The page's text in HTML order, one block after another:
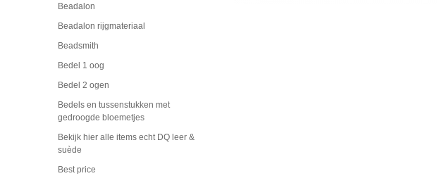
Beadalon
Beadalon rijgmateriaal
Beadsmith
Bedel 1 oog
Bedel 2 ogen
Bedels en tussenstukken met
gedroogde bloemetjes
Bekijk hier alle items echt DQ leer &
suède
Best price